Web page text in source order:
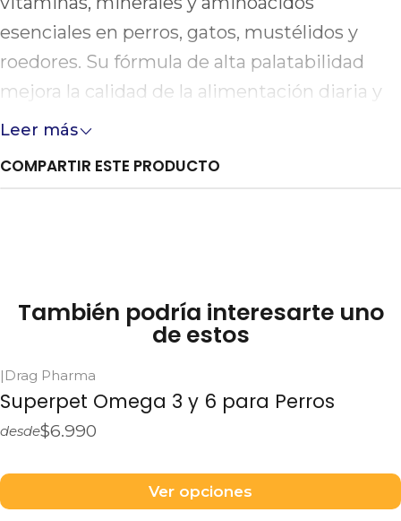
esenciales en perros, gatos, mustélidos y
roedores. Su fórmula de alta palatabilidad
mejora la calidad de la alimentación diaria y
es un excelente soporte en fases críticas
Leer más
COMPARTIR ESTE PRODUCTO
También podría interesarte uno
de estos
| Drag Pharma
Superpet Omega 3 y 6 para Perros
desde$6.990
Ver opciones